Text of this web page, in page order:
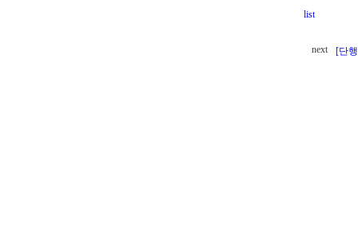
list
next [단